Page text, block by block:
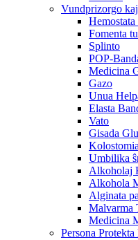
Vundprizorgo
Fomenta
Splinto
POP-
Medicina
Gazo
Unua
Elasta
Vato
Gisada
Umbilika
Alkoholaj
Alkohola
Alginata
Malvarma
Medicina
Persona